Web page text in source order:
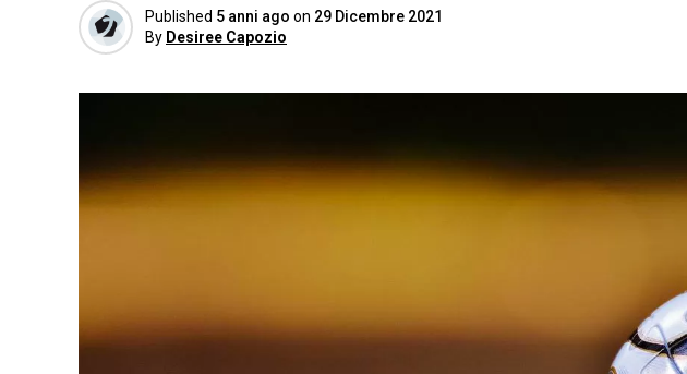
Published 5 anni ago on 29 Dicembre 2021
By Desiree Capozio